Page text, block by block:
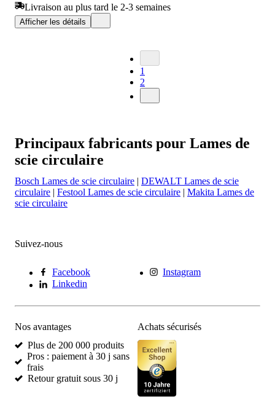
Livraison au plus tard le 2-3 semaines
Afficher les détails
1
2
Principaux fabricants pour Lames de
scie circulaire
Bosch Lames de scie circulaire | DEWALT Lames de scie
circulaire | Festool Lames de scie circulaire | Makita Lames de
scie circulaire
Suivez-nous
Facebook
Instagram
Linkedin
Nos avantages
Plus de 200 000 produits
Pros : paiement à 30 j sans
frais
Retour gratuit sous 30 j
Achats sécurisés